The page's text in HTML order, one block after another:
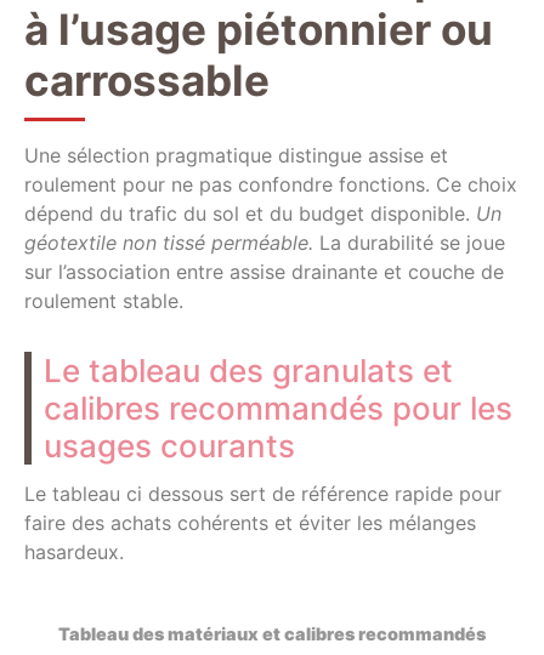
à l’usage piétonnier ou
carrossable
Une sélection pragmatique distingue assise et
roulement pour ne pas confondre fonctions. Ce choix
dépend du trafic du sol et du budget disponible. Un
géotextile non tissé perméable. La durabilité se joue
sur l’association entre assise drainante et couche de
roulement stable.
Le tableau des granulats et
calibres recommandés pour les
usages courants
Le tableau ci dessous sert de référence rapide pour
faire des achats cohérents et éviter les mélanges
hasardeux.
Tableau des matériaux et calibres recommandés